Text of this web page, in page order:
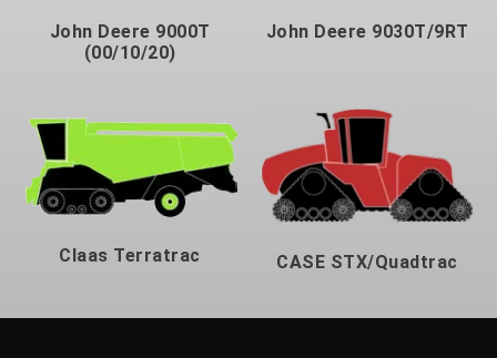
John Deere 9000T
(00/10/20)
John Deere 9030T/9RT
Claas Terratrac CASE STX/Quadtrac